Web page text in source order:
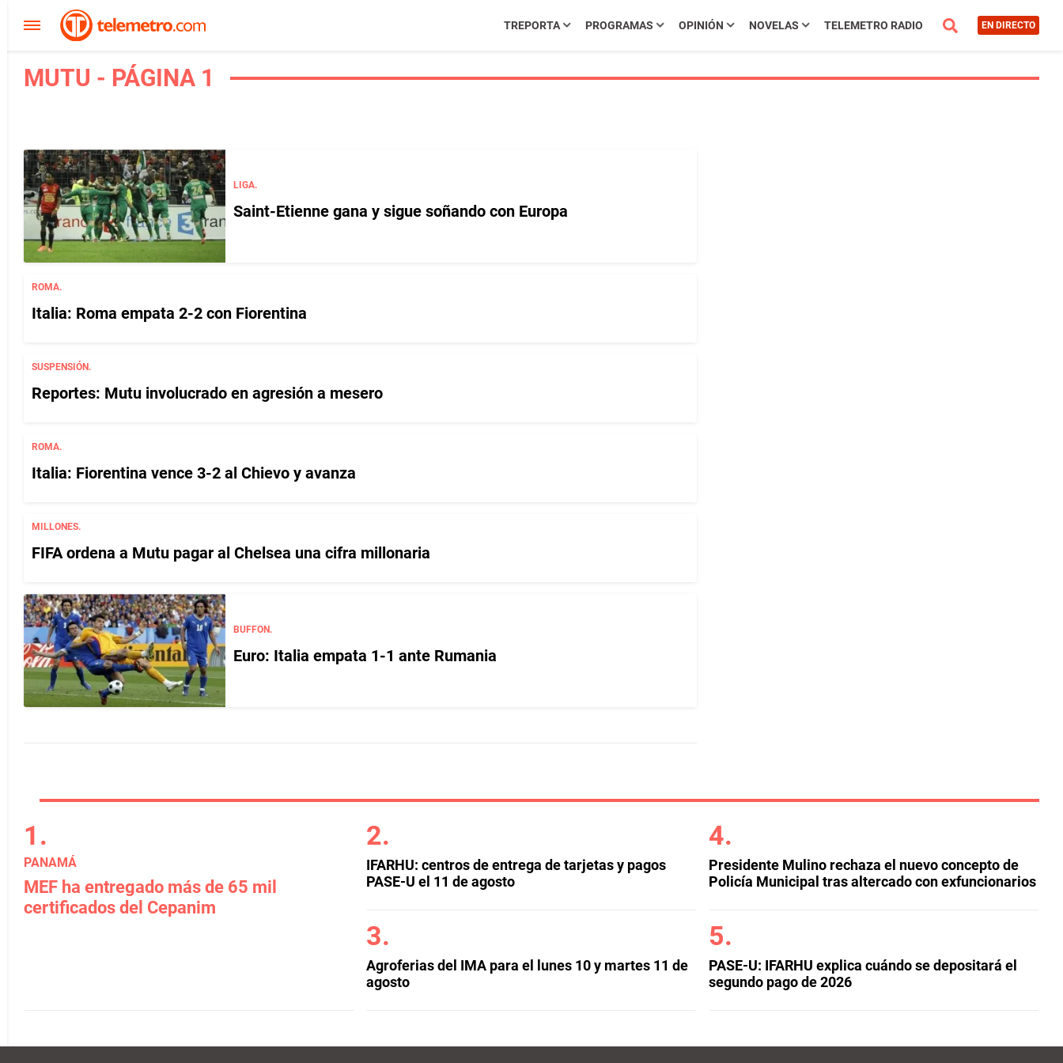
TREPORTA PROGRAMAS OPINIÓN NOVELAS TELEMETRO RADIO EN DIRECTO
MUTU - PÁGINA 1
LIGA.
Saint-Etienne gana y sigue soñando con Europa
ROMA.
Italia: Roma empata 2-2 con Fiorentina
SUSPENSIÓN.
Reportes: Mutu involucrado en agresión a mesero
ROMA.
Italia: Fiorentina vence 3-2 al Chievo y avanza
MILLONES.
FIFA ordena a Mutu pagar al Chelsea una cifra millonaria
BUFFON.
Euro: Italia empata 1-1 ante Rumania
PANAMÁ
MEF ha entregado más de 65 mil
certificados del Cepanim
IFARHU: centros de entrega de tarjetas y pagos
PASE-U el 11 de agosto
Agroferias del IMA para el lunes 10 y martes 11 de
agosto
Presidente Mulino rechaza el nuevo concepto de
Policía Municipal tras altercado con exfuncionarios
PASE-U: IFARHU explica cuándo se depositará el
segundo pago de 2026